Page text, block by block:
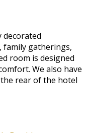
decorated
family gatherings,
room is designed
We also have
rear of the hotel